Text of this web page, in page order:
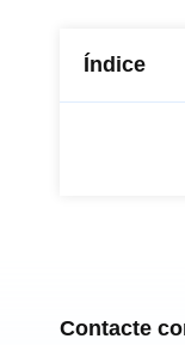
Índice
Contacte